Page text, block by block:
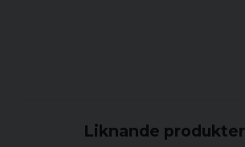
Liknande produkter